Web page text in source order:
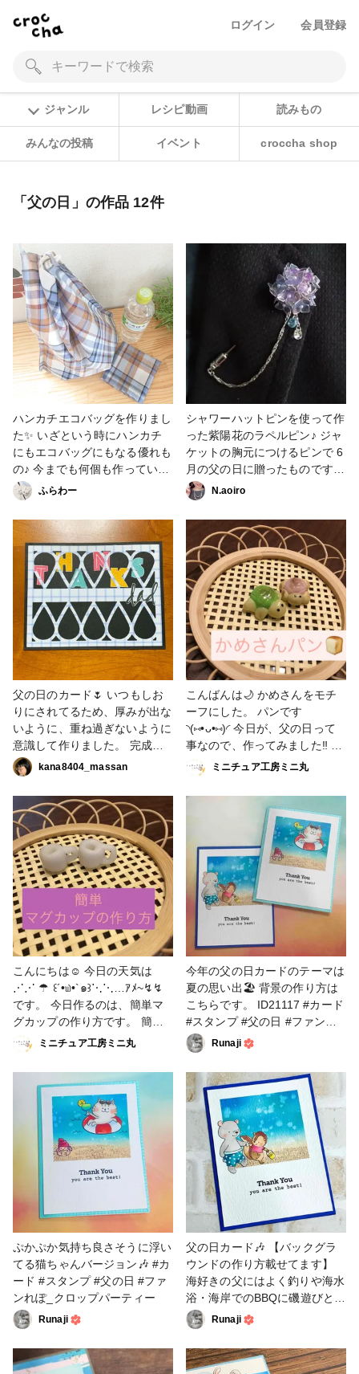
ログイン 会員登録
ジャンル レシピ動画 読みもの
みんなの投稿 イベント croccha shop
「父の日」の作品 12件
ハンカチエコバッグを作りまし
た✨ いざという時にハンカチ
にもエコバッグにもなる優れも
の♪ 今までも何個も作っていて
ロックミシンで巻きロックして
いたのですが、今回はミシンの
三つ巻き押さえを使ってみまし
た。 実は三つ巻き押さえが苦
手でして、、巻けなかったり巻
きすぎたり、今回もかなり苦戦
しました😅 何度もほどいてよ
うやく完成💕 生地や手の位置
などコツを掴めばすごく便利な
押さえなので、使いこなせるよ
うになりたい！ 大分分かって
きたので、練習あるのみと思っ
て、今後も練習続けたいと思い
ます❗ これは父の日にプレゼン
トします😊 #小物・雑貨 #バッ
グ・ポーチ #エコバッグ #父の
日 #ソーイング
ふらわー
シャワーハットピンを使って作
った紫陽花のラペルピン♪ ジャ
ケットの胸元につけるピンで 6
月の父の日に贈ったものです🎁
チェーンと雨の雫をイメージし
たチャームは つけ外し可能で
す。 #レジン #ワイヤー #アク
セサリー部 #フラワー #父の日
N.aoiro
父の日のカード🌷 いつもしお
りにされてるため、厚みが出な
いように、重ね過ぎないように
意識して作りました。 完成し
てから、父の日っぽい要素が無
いことに気づきましたが、日頃
の感謝を伝えるなら、これで良
いかと開き直りました😂 サン
クスは、上手く収まらず、どの
位置にしようかかなり迷いまし
たが、たまたま引っかかったS
が面白いなあと思って、他のア
ルファベットも引っかける形に
して、何とか形になりました✨
今回、昔買ったものを結構使用
しているので、使用したアイテ
ム欄には全て紹介出来ませんで
したので、載せられなかったア
イテムを記載しておきます。
土台の #marikobrown さんの
黒のカードセットに、昔、購入
した、#averyelle のpetal plate
simple and sweet のペーパー
をダイカットしたものを重ね、
スタンプは#アメリカンクラフ
ト のTHANKSのウッドスタン
プと、#ケリーパーキー の
family を使用しました。
kana8404_massan
こんばんは🌙 かめさんをモチ
ーフにした。 パンです
◝(⑅•ᴗ•⑅)◜ 今日が、父の日って
事なので、作ってみました‼️ ミ
ドリガメが、父 ピンクガメ
が、子供って感じです👨‍👧 #粘
土 #父の日
ミニチュア工房ミニ丸
こんにちは☺ 今日の天気は
⋰⋰ ☂ ꒰´•௰•`๑꒱⋱⋱…ｱﾒ~↯↯
です。 今日作るのは、簡単マ
グカップの作り方です。 簡単
ミニチュアカップ❣️ 明日が父の
日なので、カップに父の日って
描くのもいいかも💡 レシピ付
き❣️👏( ˘ω˘ ) #ミニチュア #父
の日 #粘土
ミニチュア工房ミニ丸
今年の父の日カードのテーマは
夏の思い出🏖 背景の作り方は
こちらです。 ID21117 #カード
#スタンプ #父の日 #ファンれ
ぽ_クロップパーティー #ペー
パークラフト
Runaji
ぷかぷか気持ち良さそうに浮い
てる猫ちゃんバージョン🎶 #カ
ード #スタンプ #父の日 #ファ
ンれぽ_クロップパーティー
Runaji
父の日カード🎶 【バックグラ
ウンドの作り方載せてます】
海好きの父にはよく釣りや海水
浴・海岸でのBBQに磯遊びと海
にいっぱい連れて行ってもらい
ました(逆に山はほぼ皆無)🏖
なので思い出の写真っぽい雰囲
気に仕上げました😊 砂浜には
Runaji